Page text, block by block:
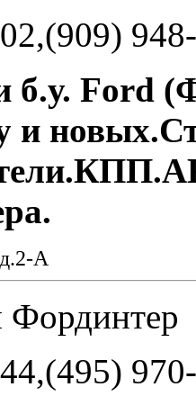
б.у.
и
А
Фординтер